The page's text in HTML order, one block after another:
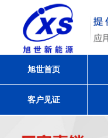
旭世首页
客户见证